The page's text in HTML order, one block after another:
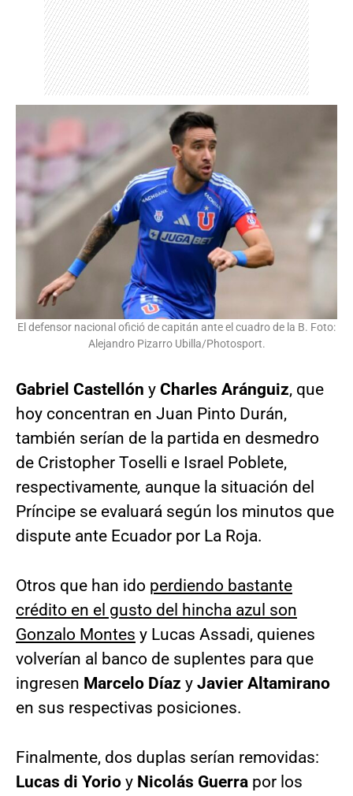
El defensor nacional ofició de capitán ante el cuadro de la B. Foto:
Alejandro Pizarro Ubilla/Photosport.
Gabriel Castellón y Charles Aránguiz, que
hoy concentran en Juan Pinto Durán,
también serían de la partida en desmedro
de Cristopher Toselli e Israel Poblete,
respectivamente, aunque la situación del
Príncipe se evaluará según los minutos que
dispute ante Ecuador por La Roja.
Otros que han ido perdiendo bastante
crédito en el gusto del hincha azul son
Gonzalo Montes y Lucas Assadi, quienes
volverían al banco de suplentes para que
ingresen Marcelo Díaz y Javier Altamirano
en sus respectivas posiciones.
Finalmente, dos duplas serían removidas:
Lucas di Yorio y Nicolás Guerra por los